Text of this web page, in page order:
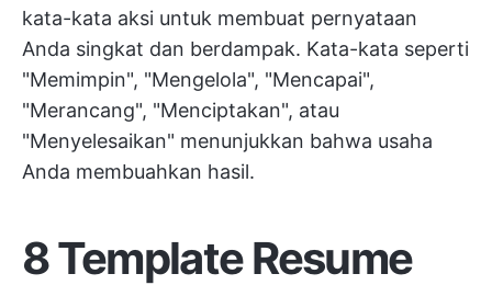
kata-kata aksi untuk membuat pernyataan
Anda singkat dan berdampak. Kata-kata seperti
"Memimpin", "Mengelola", "Mencapai",
"Merancang", "Menciptakan", atau
"Menyelesaikan" menunjukkan bahwa usaha
Anda membuahkan hasil.
8 Template Resume